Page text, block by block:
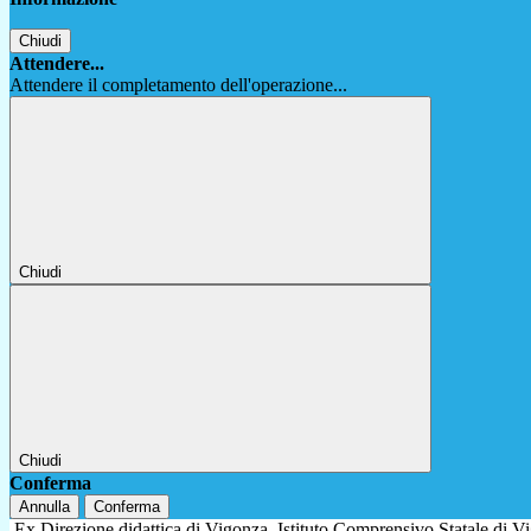
Chiudi
Attendere...
Attendere il completamento dell'operazione...
Chiudi
Chiudi
Conferma
Annulla Conferma